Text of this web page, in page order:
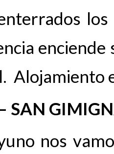
Alojamiento
SAN
nos